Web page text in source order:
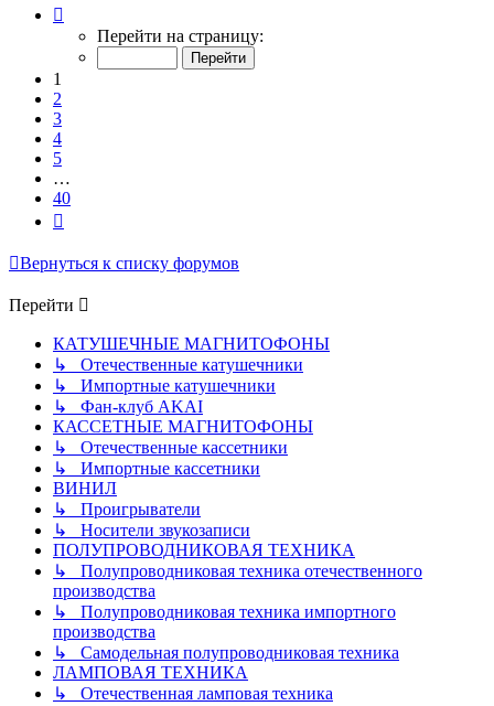
Перейти на страницу:
1
2
3
4
5
…
40
Вернуться к списку форумов
Перейти
КАТУШЕЧНЫЕ МАГНИТОФОНЫ
↳ Отечественные катушечники
↳ Импортные катушечники
↳ Фан-клуб AKAI
КАССЕТНЫЕ МАГНИТОФОНЫ
↳ Отечественные кассетники
↳ Импортные кассетники
ВИНИЛ
↳ Проигрыватели
↳ Носители звукозаписи
ПОЛУПРОВОДНИКОВАЯ ТЕХНИКА
↳ Полупроводниковая техника отечественного
производства
↳ Полупроводниковая техника импортного
производства
↳ Самодельная полупроводниковая техника
ЛАМПОВАЯ ТЕХНИКА
↳ Отечественная ламповая техника